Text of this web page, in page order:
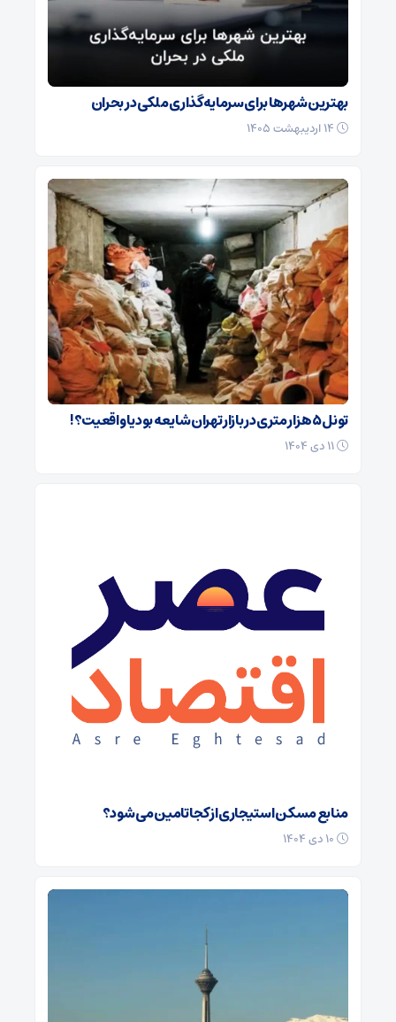
بهترین شهرها برای سرمایه‌گذاری ملکی در بحران
تونل ۵ هزار متری در بازار تهران شایعه بود یا واقعیت؟!
منابع مسکن استیجاری از کجا تامین می شود؟